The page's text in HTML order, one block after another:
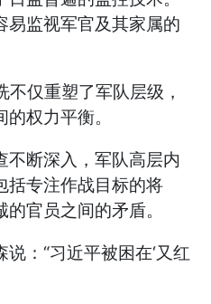
易监视军官及其家属的
仅重塑了军队层级，
权力平衡。
不断深入，军队高层内
括专注作战目标的将
官员之间的矛盾。
：“习近平被困在‘又红